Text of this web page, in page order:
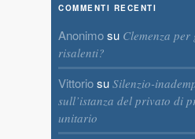
COMMENTI RECENTI
Anonimosu Clemenza
risalenti?
Vittoriosu Silenzio-
sull’istanza del privato di
unitario